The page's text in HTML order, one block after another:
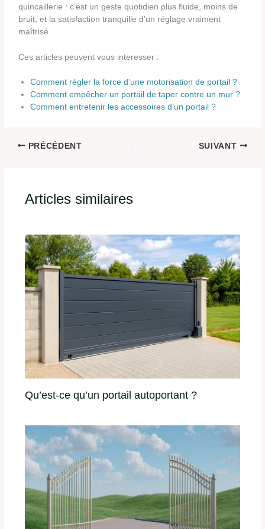
quincaillerie : c’est un geste quotidien plus fluide, moins de
bruit, et la satisfaction tranquille d’un réglage vraiment
maîtrisé.
Ces articles peuvent vous interesser :
Comment régler la force d’une motorisation de portail ?
Comment empêcher un portail de taper contre un mur ?
Comment entretenir les accessoires d’un portail ?
PRÉCÉDENT SUIVANT
Articles similaires
Qu’est-ce qu’un portail autoportant ?